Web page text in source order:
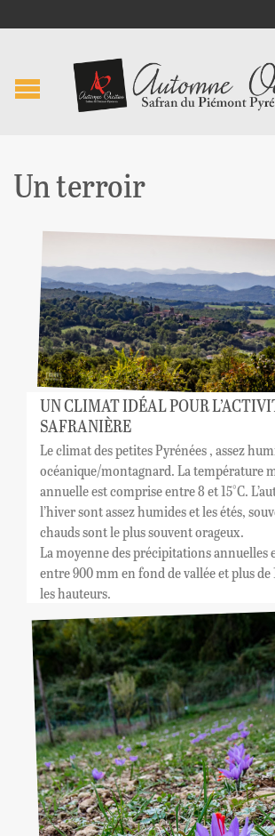
Un terroir
UN CLIMAT IDÉAL POUR
SAFRANIÈRE
Le climat des petites Pyrénées , assez
océanique/montagnard. La température
annuelle est comprise entre 8 et 15°C.
l’hiver sont assez humides et les étés,
chauds sont le plus souvent orageux.
La moyenne des précipitations annuelles
entre 900 mm en fond de vallée et plus de
les hauteurs.